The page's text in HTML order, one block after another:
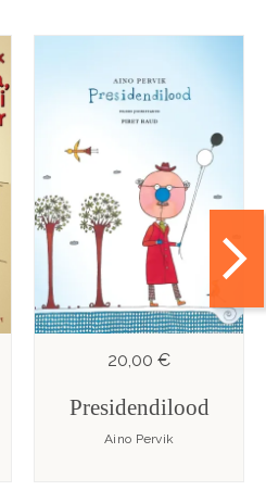
20,00 €
Presidendilood
Aino Pervik